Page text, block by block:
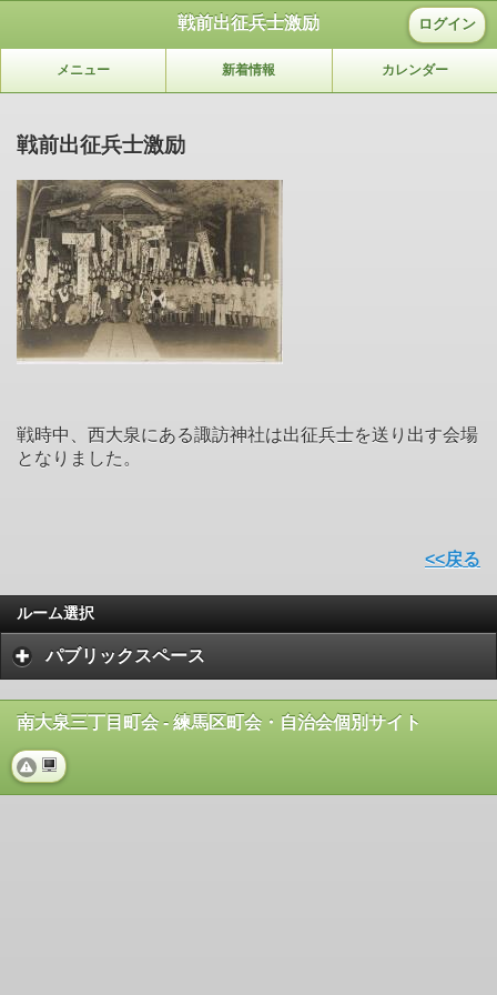
戦前出征兵士激励 ログイン
メニュー 新着情報 カレンダー
戦前出征兵士激励
戦時中、西大泉にある諏訪神社は出征兵士を送り出す会場
となりました。
<<戻る
ルーム選択
パブリックスペース
南大泉三丁目町会 - 練馬区町会・自治会個別サイト